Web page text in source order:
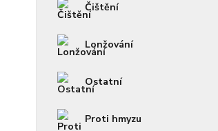
Čištění
Lonžování
Ostatní
Proti hmyzu